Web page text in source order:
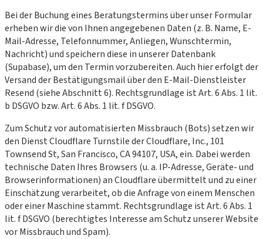
Bei der Buchung eines Beratungstermins über unser Formular
erheben wir die von Ihnen angegebenen Daten (z. B. Name, E-
Mail-Adresse, Telefonnummer, Anliegen, Wunschtermin,
Nachricht) und speichern diese in unserer Datenbank
(Supabase), um den Termin vorzubereiten. Auch hier erfolgt der
Versand der Bestätigungsmail über den E-Mail-Dienstleister
Resend (siehe Abschnitt 6). Rechtsgrundlage ist Art. 6 Abs. 1 lit.
b DSGVO bzw. Art. 6 Abs. 1 lit. f DSGVO.
Zum Schutz vor automatisierten Missbrauch (Bots) setzen wir
den Dienst Cloudflare Turnstile der Cloudflare, Inc., 101
Townsend St, San Francisco, CA 94107, USA, ein. Dabei werden
technische Daten Ihres Browsers (u. a. IP-Adresse, Geräte- und
Browserinformationen) an Cloudflare übermittelt und zu einer
Einschätzung verarbeitet, ob die Anfrage von einem Menschen
oder einer Maschine stammt. Rechtsgrundlage ist Art. 6 Abs. 1
lit. f DSGVO (berechtigtes Interesse am Schutz unserer Website
vor Missbrauch und Spam).